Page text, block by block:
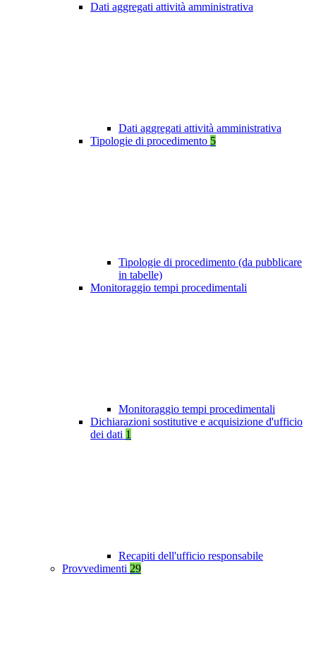
Dati aggregati attività amministrativa
Dati aggregati attività amministrativa
Tipologie di procedimento 5
Tipologie di procedimento (da pubblicare
in tabelle)
Monitoraggio tempi procedimentali
Monitoraggio tempi procedimentali
Dichiarazioni sostitutive e acquisizione d'ufficio
dei dati 1
Recapiti dell'ufficio responsabile
Provvedimenti 29